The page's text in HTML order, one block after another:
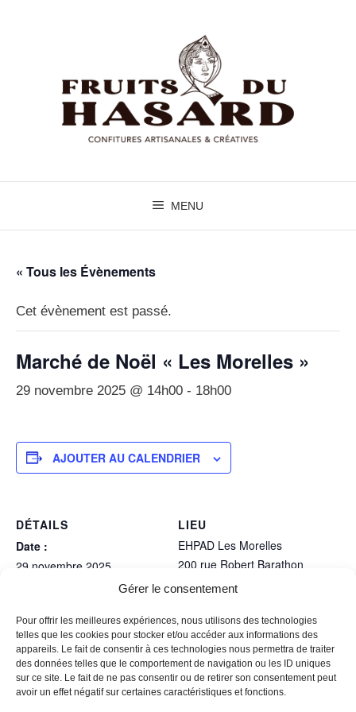
Gérer le consentement
Pour offrir les meilleures expériences, nous utilisons des technologies
telles que les cookies pour stocker et/ou accéder aux informations des
appareils. Le fait de consentir à ces technologies nous permettra de traiter
des données telles que le comportement de navigation ou les ID uniques
sur ce site. Le fait de ne pas consentir ou de retirer son consentement peut
avoir un effet négatif sur certaines caractéristiques et fonctions.
MENU
« Tous les Évènements
Cet évènement est passé.
Marché de Noël « Les Morelles »
29 novembre 2025 @ 14h00 - 18h00
AJOUTER AU CALENDRIER
DÉTAILS
Date :
29 novembre 2025
LIEU
EHPAD Les Morelles
200 rue Robert Barathon
RENAISON (42370)
Marché d’hiver des Voisines Marché de Noël